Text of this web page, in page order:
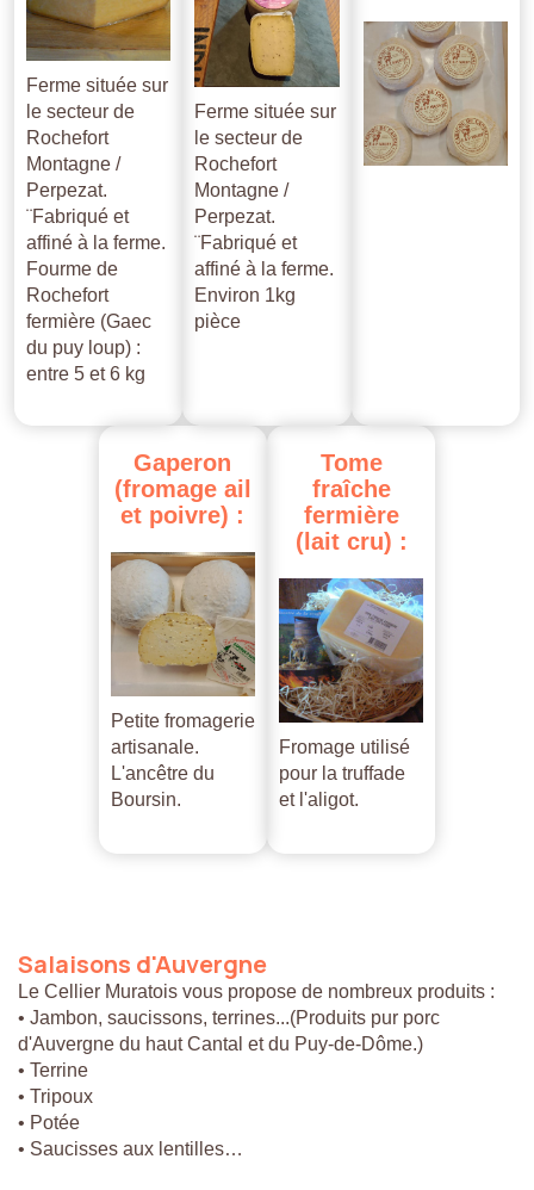
Ferme située sur
le secteur de
Rochefort
Montagne /
Perpezat.
¨Fabriqué et
affiné à la ferme.
Fourme de
Rochefort
fermière (Gaec
du puy loup) :
entre 5 et 6 kg
Ferme située sur
le secteur de
Rochefort
Montagne /
Perpezat.
¨Fabriqué et
affiné à la ferme.
Environ 1kg
pièce
Gaperon
(fromage ail
et poivre) :
Petite fromagerie
artisanale.
L'ancêtre du
Boursin.
Tome
fraîche
fermière
(lait cru) :
Fromage utilisé
pour la truffade
et l'aligot.
Salaisons d'Auvergne
Le Cellier Muratois vous propose de nombreux produits :
• Jambon, saucissons, terrines...(Produits pur porc
d'Auvergne du haut Cantal et du Puy-de-Dôme.)
• Terrine
• Tripoux
• Potée
• Saucisses aux lentilles…